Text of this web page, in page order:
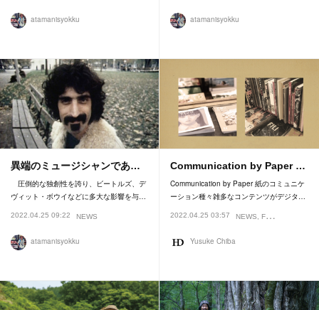
atamanisyokku atamanisyokku
異端のミュージシャンであ…
圧倒的な独創性を誇り、ビートルズ、デ
ヴィット・ボウイなどに多大な影響を与…
2022.04.25 09:22 NEWS
atamanisyokku
Communication by Paper …
Communication by Paper 紙のコミュニケ
ーション種々雑多なコンテンツがデジタ…
2022.04.25 03:57 NEWS FEATURE
Yusuke Chiba